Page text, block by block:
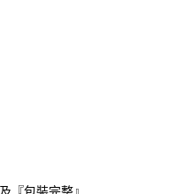
須另外申請。
到大哥付的交易